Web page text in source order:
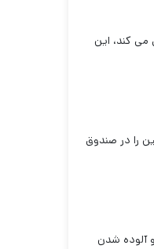
کند، این
را در صندوق
آلوده شدن